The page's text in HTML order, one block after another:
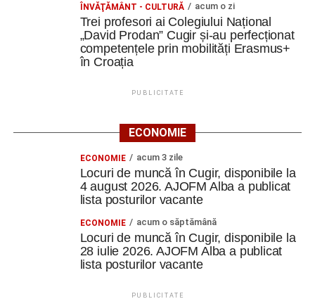
ÎNVĂŢĂMÂNT - CULTURĂ acum o zi
Trei profesori ai Colegiului Național
„David Prodan” Cugir și-au perfecționat
competențele prin mobilități Erasmus+
în Croația
PUBLICITATE
ECONOMIE
ECONOMIE acum 3 zile
Locuri de muncă în Cugir, disponibile la
4 august 2026. AJOFM Alba a publicat
lista posturilor vacante
ECONOMIE acum o săptămână
Locuri de muncă în Cugir, disponibile la
28 iulie 2026. AJOFM Alba a publicat
lista posturilor vacante
PUBLICITATE